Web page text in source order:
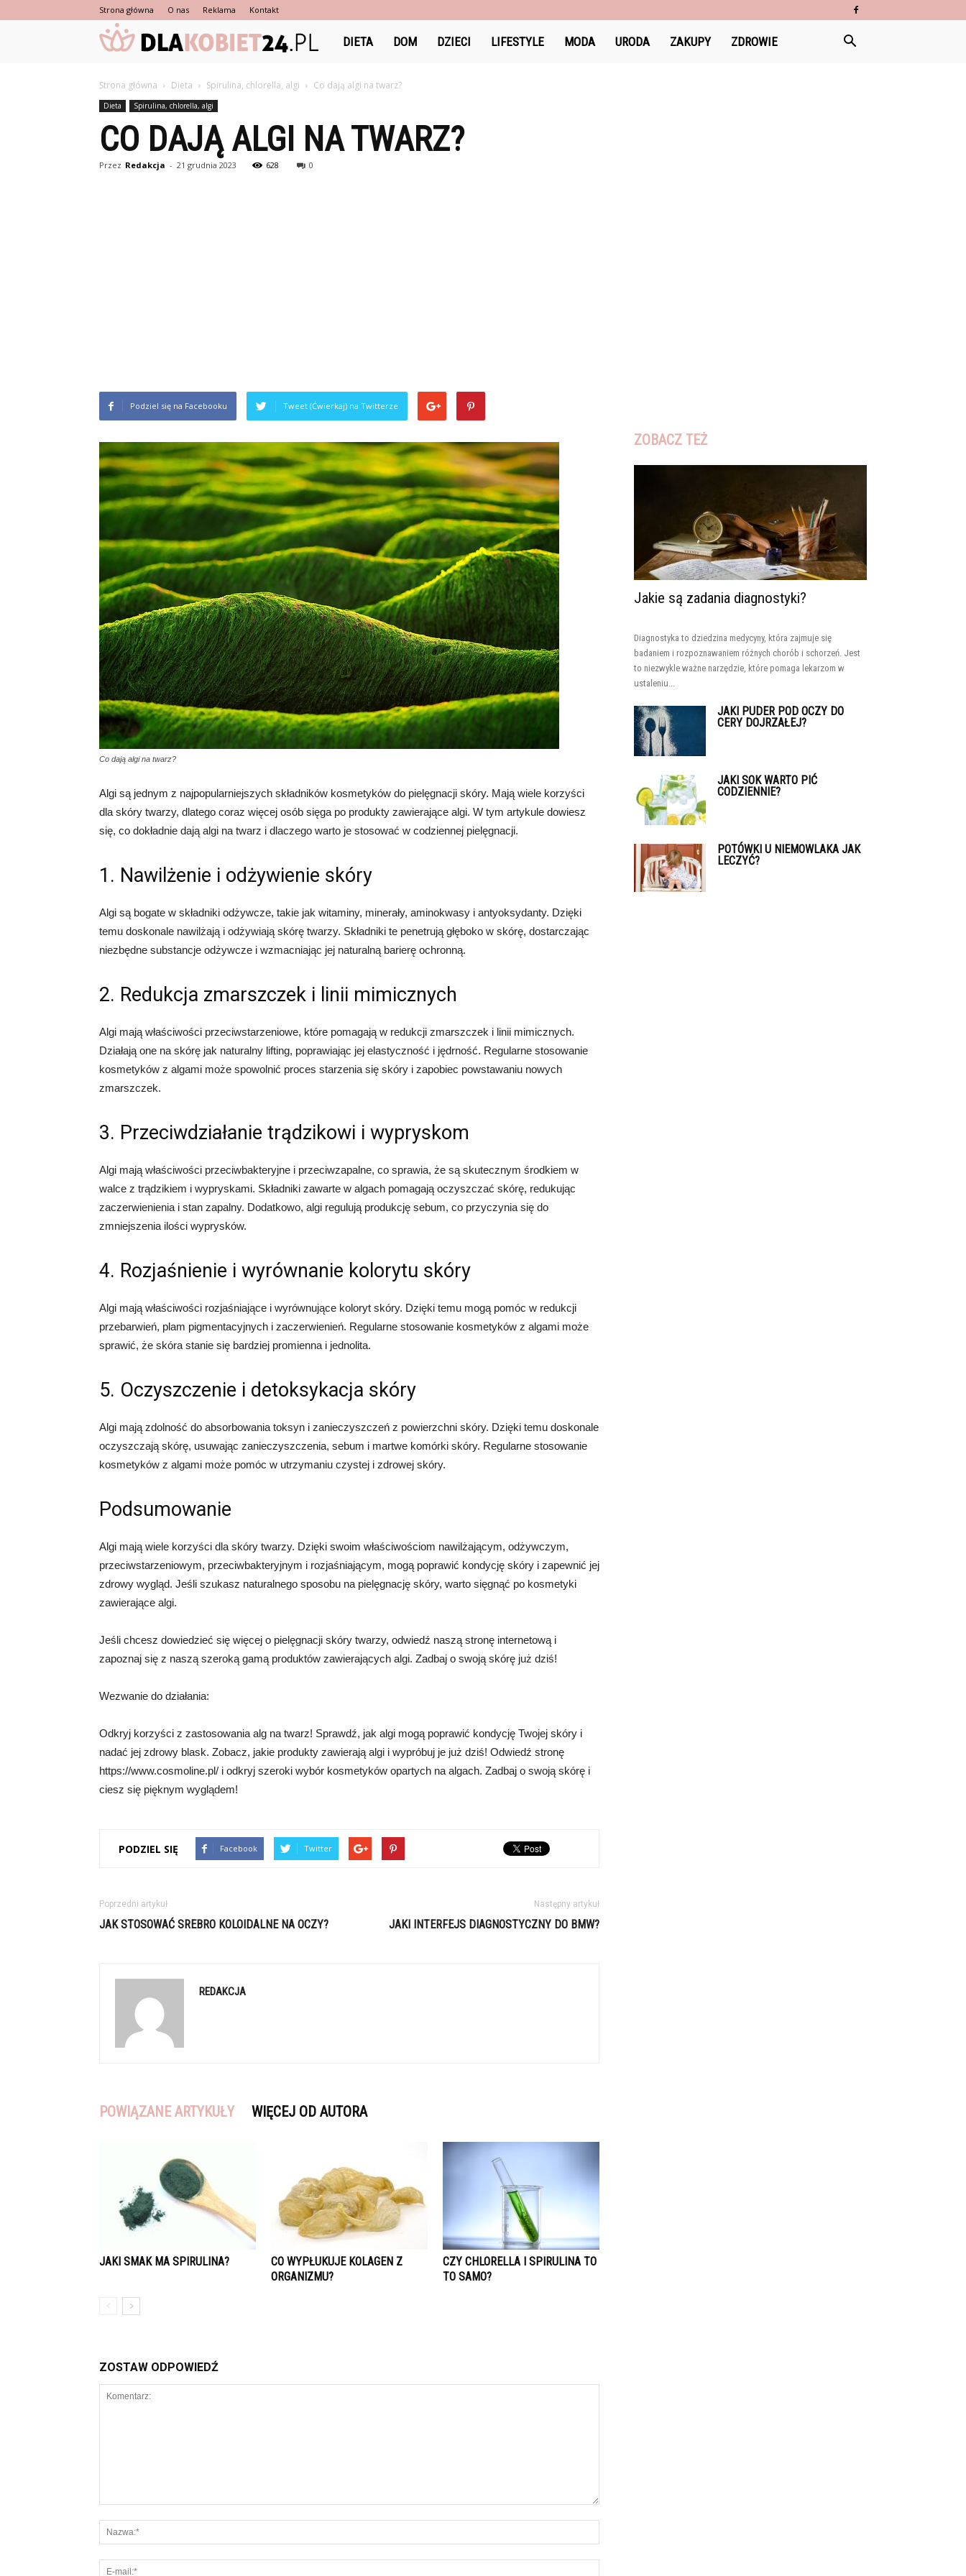
Strona główna O nas Reklama Kontakt
DlaKobiet24.pl
DIETA DOM DZIECI LIFESTYLE MODA URODA ZAKUPY ZDROWIE
Strona główna Dieta Spirulina, chlorella, algi Co dają algi na twarz?
Dieta Spirulina, chlorella, algi
CO DAJĄ ALGI NA TWARZ?
Przez Redakcja - 21 grudnia 2023 628 0
Podziel się na Facebooku Tweet (Ćwierkaj) na Twitterze
Co dają algi na twarz?
Algi są jednym z najpopularniejszych składników kosmetyków do pielęgnacji skóry. Mają wiele korzyści
dla skóry twarzy, dlatego coraz więcej osób sięga po produkty zawierające algi. W tym artykule dowiesz
się, co dokładnie dają algi na twarz i dlaczego warto je stosować w codziennej pielęgnacji.
1. Nawilżenie i odżywienie skóry
Algi są bogate w składniki odżywcze, takie jak witaminy, minerały, aminokwasy i antyoksydanty. Dzięki
temu doskonale nawilżają i odżywiają skórę twarzy. Składniki te penetrują głęboko w skórę, dostarczając
niezbędne substancje odżywcze i wzmacniając jej naturalną barierę ochronną.
2. Redukcja zmarszczek i linii mimicznych
Algi mają właściwości przeciwstarzeniowe, które pomagają w redukcji zmarszczek i linii mimicznych.
Działają one na skórę jak naturalny lifting, poprawiając jej elastyczność i jędrność. Regularne stosowanie
kosmetyków z algami może spowolnić proces starzenia się skóry i zapobiec powstawaniu nowych
zmarszczek.
3. Przeciwdziałanie trądzikowi i wypryskom
Algi mają właściwości przeciwbakteryjne i przeciwzapalne, co sprawia, że są skutecznym środkiem w
walce z trądzikiem i wypryskami. Składniki zawarte w algach pomagają oczyszczać skórę, redukując
zaczerwienienia i stan zapalny. Dodatkowo, algi regulują produkcję sebum, co przyczynia się do
zmniejszenia ilości wyprysków.
4. Rozjaśnienie i wyrównanie kolorytu skóry
Algi mają właściwości rozjaśniające i wyrównujące koloryt skóry. Dzięki temu mogą pomóc w redukcji
przebarwień, plam pigmentacyjnych i zaczerwienień. Regularne stosowanie kosmetyków z algami może
sprawić, że skóra stanie się bardziej promienna i jednolita.
5. Oczyszczenie i detoksykacja skóry
Algi mają zdolność do absorbowania toksyn i zanieczyszczeń z powierzchni skóry. Dzięki temu doskonale
oczyszczają skórę, usuwając zanieczyszczenia, sebum i martwe komórki skóry. Regularne stosowanie
kosmetyków z algami może pomóc w utrzymaniu czystej i zdrowej skóry.
Podsumowanie
Algi mają wiele korzyści dla skóry twarzy. Dzięki swoim właściwościom nawilżającym, odżywczym,
przeciwstarzeniowym, przeciwbakteryjnym i rozjaśniającym, mogą poprawić kondycję skóry i zapewnić jej
zdrowy wygląd. Jeśli szukasz naturalnego sposobu na pielęgnację skóry, warto sięgnąć po kosmetyki
zawierające algi.
Jeśli chcesz dowiedzieć się więcej o pielęgnacji skóry twarzy, odwiedź naszą stronę internetową i
zapoznaj się z naszą szeroką gamą produktów zawierających algi. Zadbaj o swoją skórę już dziś!
Wezwanie do działania:
Odkryj korzyści z zastosowania alg na twarz! Sprawdź, jak algi mogą poprawić kondycję Twojej skóry i
nadać jej zdrowy blask. Zobacz, jakie produkty zawierają algi i wypróbuj je już dziś! Odwiedź stronę
https://www.cosmoline.pl/ i odkryj szeroki wybór kosmetyków opartych na algach. Zadbaj o swoją skórę i
ciesz się pięknym wyglądem!
PODZIEL SIĘ Facebook Twitter
Poprzedni artykuł
JAK STOSOWAĆ SREBRO KOLOIDALNE NA OCZY?
Następny artykuł
JAKI INTERFEJS DIAGNOSTYCZNY DO BMW?
REDAKCJA
POWIĄZANE ARTYKUŁY WIĘCEJ OD AUTORA
JAKI SMAK MA SPIRULINA?
CO WYPŁUKUJE KOLAGEN Z
ORGANIZMU?
CZY CHLORELLA I SPIRULINA TO
TO SAMO?
ZOSTAW ODPOWIEDŹ
ZOBACZ TEŻ
Jakie są zadania diagnostyki?
Diagnostyka to dziedzina medycyny, która zajmuje się
badaniem i rozpoznawaniem różnych chorób i schorzeń. Jest
to niezwykle ważne narzędzie, które pomaga lekarzom w
ustaleniu...
JAKI PUDER POD OCZY DO
CERY DOJRZAŁEJ?
JAKI SOK WARTO PIĆ
CODZIENNIE?
POTÓWKI U NIEMOWLAKA JAK
LECZYĆ?